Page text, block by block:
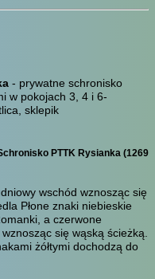
- prywatne schronisko
w pokojach 3, 4 i 6-
sklepik
PTTK Rysianka (1269
wschód wznosząc się
Płone znaki niebieskie
a czerwone
się wąską ścieżką.
żółtymi dochodzą do